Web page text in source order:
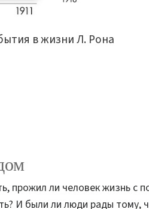
в жизни Л. Рона
прожил ли человек жизнь с
И были ли люди рады тому,